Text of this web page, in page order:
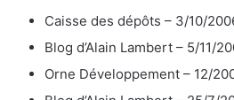
Caisse des dépôts – 3/10/
Blog d’Alain Lambert – 5/11/
Orne Développement – 12/